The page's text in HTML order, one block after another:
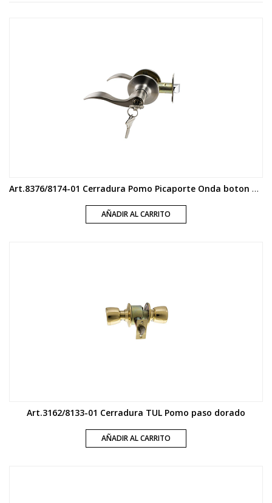
Art.8376/8174-01 Cerradura Pomo Picaporte Onda boton y llave acero
AÑADIR AL CARRITO
Art.3162/8133-01 Cerradura TUL Pomo paso dorado
AÑADIR AL CARRITO